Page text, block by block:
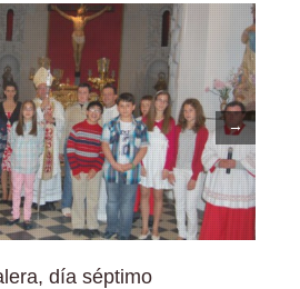
→
día séptimo